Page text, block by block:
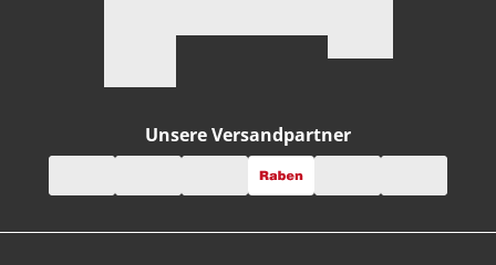
Unsere Versandpartner